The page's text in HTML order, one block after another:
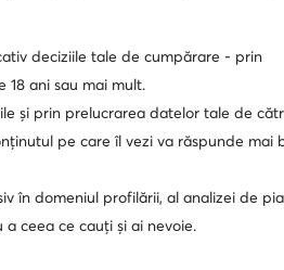
inalti fete
adidasi Nike baieti incaltaminte
deciziile tale de cumpărare - prin
ani sau mai mult.
și prin prelucrarea datelor tale de
pe care îl vezi va răspunde mai
în domeniul profilării, al analizei de
ceea ce cauți și ai nevoie.